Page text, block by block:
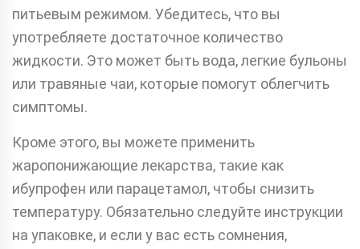
питьевым режимом. Убедитесь, что вы
употребляете достаточное количество
жидкости. Это может быть вода, легкие бульоны
или травяные чаи, которые помогут облегчить
симптомы.
Кроме этого, вы можете применить
жаропонижающие лекарства, такие как
ибупрофен или парацетамол, чтобы снизить
температуру. Обязательно следуйте инструкции
на упаковке, и если у вас есть сомнения,